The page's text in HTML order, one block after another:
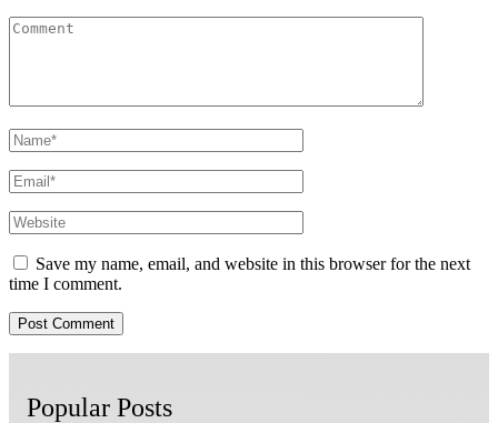
Save my name, email, and website in this browser for the next
time I comment.
Popular Posts